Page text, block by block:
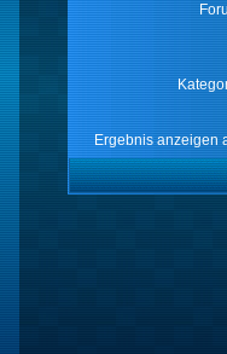
Ergebnis anzeigen